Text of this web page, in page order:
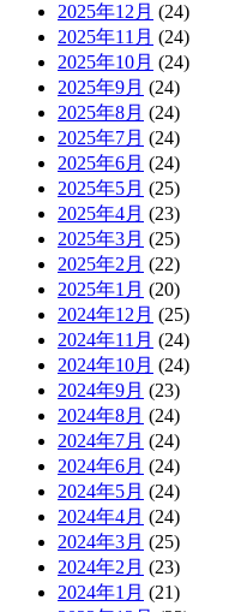
2025年12月 (24)
2025年11月 (24)
2025年10月 (24)
2025年9月 (24)
2025年8月 (24)
2025年7月 (24)
2025年6月 (24)
2025年5月 (25)
2025年4月 (23)
2025年3月 (25)
2025年2月 (22)
2025年1月 (20)
2024年12月 (25)
2024年11月 (24)
2024年10月 (24)
2024年9月 (23)
2024年8月 (24)
2024年7月 (24)
2024年6月 (24)
2024年5月 (24)
2024年4月 (24)
2024年3月 (25)
2024年2月 (23)
2024年1月 (21)